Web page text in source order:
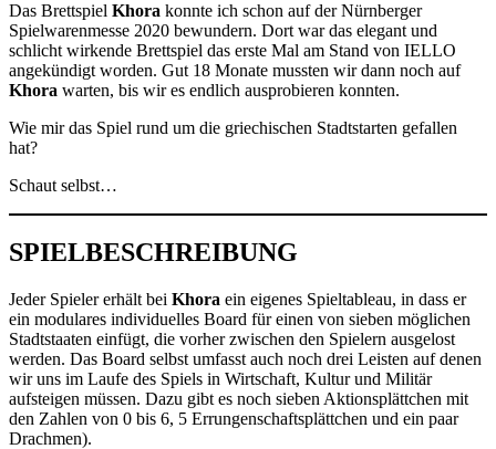
Das Brettspiel Khora konnte ich schon auf der Nürnberger
Spielwarenmesse 2020 bewundern. Dort war das elegant und
schlicht wirkende Brettspiel das erste Mal am Stand von IELLO
angekündigt worden. Gut 18 Monate mussten wir dann noch auf
Khora warten, bis wir es endlich ausprobieren konnten.
Wie mir das Spiel rund um die griechischen Stadtstarten gefallen
hat?
Schaut selbst…
SPIELBESCHREIBUNG
Jeder Spieler erhält bei Khora ein eigenes Spieltableau, in dass er
ein modulares individuelles Board für einen von sieben möglichen
Stadtstaaten einfügt, die vorher zwischen den Spielern ausgelost
werden. Das Board selbst umfasst auch noch drei Leisten auf denen
wir uns im Laufe des Spiels in Wirtschaft, Kultur und Militär
aufsteigen müssen. Dazu gibt es noch sieben Aktionsplättchen mit
den Zahlen von 0 bis 6, 5 Errungenschaftsplättchen und ein paar
Drachmen).